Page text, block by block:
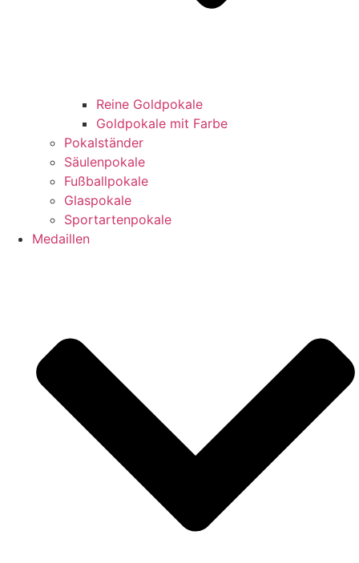
Reine Goldpokale
Goldpokale mit Farbe
Pokalständer
Säulenpokale
Fußballpokale
Glaspokale
Sportartenpokale
Medaillen